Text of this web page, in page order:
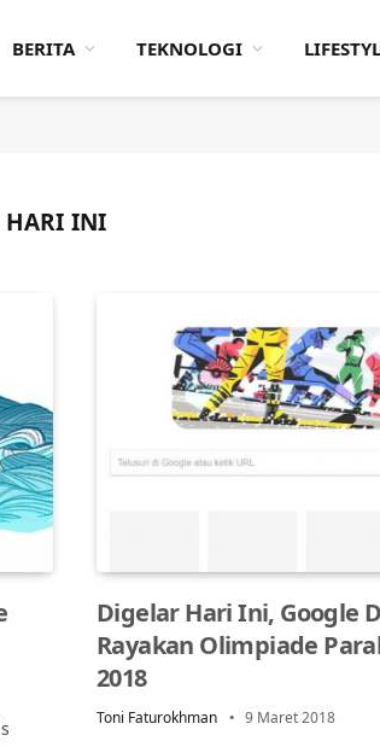
BERITA TEKNOLOGI
HARI INI
Digelar Hari Ini, Google
Rayakan Olimpiade
2018
Toni Faturokhman 9 Maret 2018